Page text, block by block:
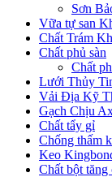
Sơn
Vữa tự san
Chất Trám
Chất phủ sàn
Chất
Lưới Thủy
Vải Địa Kỹ
Gạch Chịu
Chất tẩy gỉ
Chống thấm
Keo
Chất bột tăng